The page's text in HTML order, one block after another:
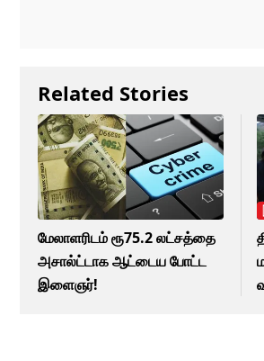
Related Stories
மேலாளரிடம் ரூ75.2 லட்சத்தை
அசால்ட்டாக ஆட்டைய போட்ட
இளைஞர்!